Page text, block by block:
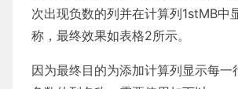
次出现负数的列并在计算列1stMB中
称，最终效果如表格2所示。
因为最终目的为添加计算列显示每一